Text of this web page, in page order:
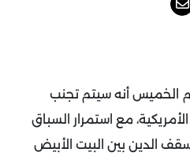
الخميس أنه سيتم تجنب
مع استمرار السباق
الدين بين البيت الأبيض